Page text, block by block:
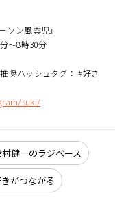
ン風雲児』
～8時30分
ハッシュタグ： #好き
suki/
健一のラジベース
がつながる